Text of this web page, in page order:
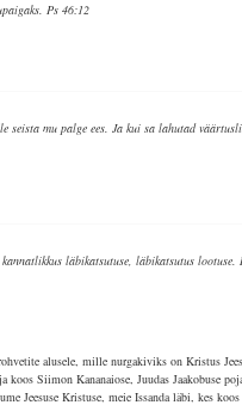
Ps 46:12
seista mu palge ees. Ja kui sa lahutad
läbikatsutuse, läbikatsutus lootuse.
alusele, mille nurgakiviks on Kristus
koos Siimon Kananaiose, Juudas Jaakobuse
Jeesuse Kristuse, meie Issanda läbi, kes koos